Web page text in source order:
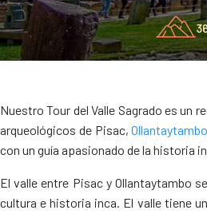
Nuestro Tour del Valle Sagrado es
arqueológicos de Pisac,Ollantaytambo
con un guía apasionado de la historia
El valle entre Pisac y Ollantaytambo
cultura e historia inca. El valle tiene